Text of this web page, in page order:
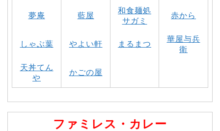
夢庵 藍屋
和食麺処
サガミ
赤から
しゃぶ葉 やよい軒 まるまつ
華屋与兵
衛
天丼てん
や
かごの屋
ファミレス・カレー